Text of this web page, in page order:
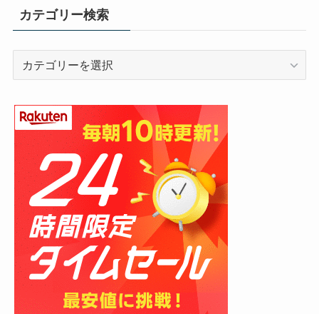
カテゴリー検索
リ
ー
検
索